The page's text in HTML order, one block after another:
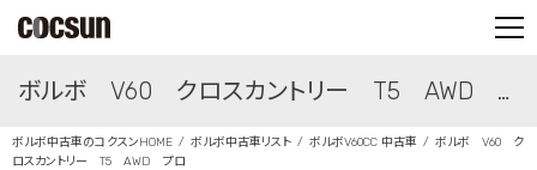
CONTACT
ボルボ V60 クロスカントリー T5 AWD プ
ボルボ中古車のコクスンHOME ボルボ中古車リスト ボルボV60CC 中古車
ボルボ V60 ク
ロスカントリー T5 AWD プロ